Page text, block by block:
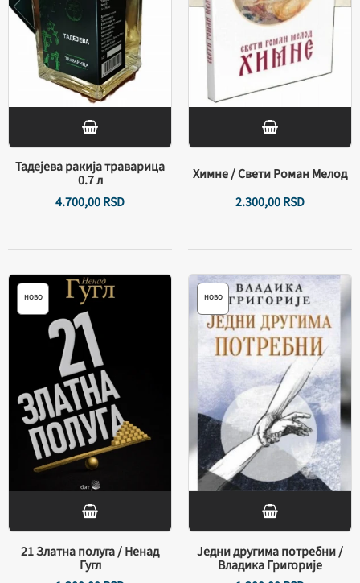
Тадејева ракија траварица
0.7 л
4.700,00RSD
Химне / Свети Роман Мелод
2.300,00RSD
НОВО
21 Златна полуга / Ненад
Гугл
НОВО
Једни другима потребни /
Владика Григорије